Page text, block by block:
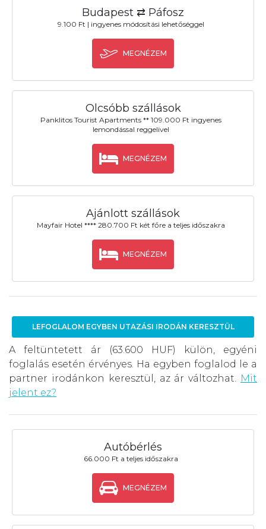
Budapest ⇄ Páfosz
9.100 Ft | ingyenes módosítási lehetőséggel
MEGNÉZEM
Olcsóbb szállások
Panklitos Tourist Apartments ** 109.000 Ft ingyenes
lemondással reggelivel
MEGNÉZEM
Ajánlott szállások
Mayfair Hotel **** 280.700 Ft két főre a teljes időszakra
MEGNÉZEM
LEFOGLALOM EGYBEN UTAZÁSI IRODÁN KERESZTÜL
A feltüntetett ár (63.600 HUF) külön, egyéni
foglalás esetén érvényes. Ha egyben foglalod le a
partner irodánkon keresztül, az ár változhat. Mit
jelent ez?
Autóbérlés
66.000 Ft a teljes időszakra
MEGNÉZEM